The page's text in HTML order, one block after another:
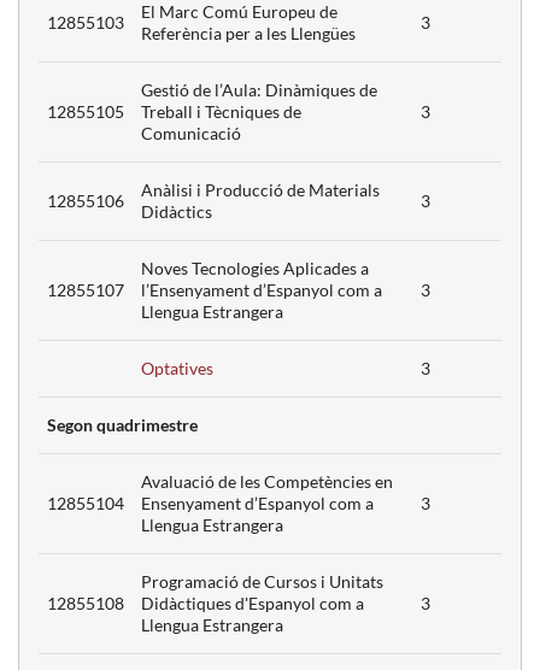
12855103
El Marc Comú Europeu de
Referència per a les Llengües
3
12855105
Gestió de l’Aula: Dinàmiques de
Treball i Tècniques de
Comunicació
3
12855106
Anàlisi i Producció de Materials
Didàctics
3
12855107
Noves Tecnologies Aplicades a
l’Ensenyament d’Espanyol com a
Llengua Estrangera
3
Optatives 3
Segon quadrimestre
12855104
Avaluació de les Competències en
Ensenyament d’Espanyol com a
Llengua Estrangera
3
12855108
Programació de Cursos i Unitats
Didàctiques d'Espanyol com a
Llengua Estrangera
3